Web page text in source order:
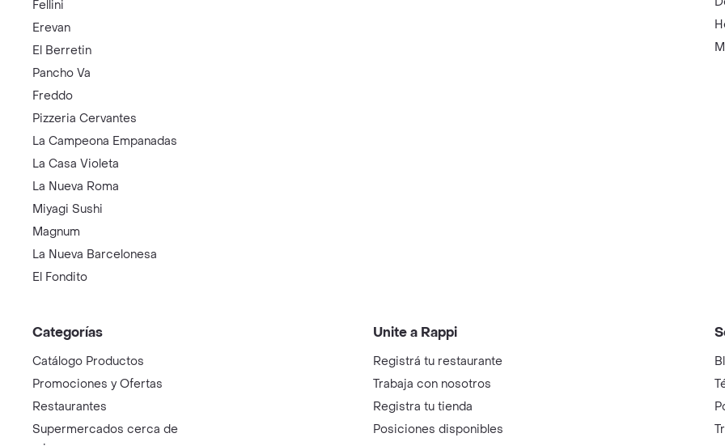
Fellini
Erevan
El Berretin
Pancho Va
Freddo
Pizzeria Cervantes
La Campeona Empanadas
La Casa Violeta
La Nueva Roma
Miyagi Sushi
Magnum
La Nueva Barcelonesa
El Fondito
Categorías
Catálogo Productos
Promociones y Ofertas
Restaurantes
Supermercados cerca de
Unite a Rappi
Registrá tu restaurante
Trabaja con nosotros
Registra tu tienda
Posiciones disponibles